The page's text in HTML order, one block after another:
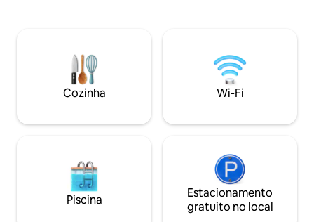
Estadia mínima: 2 noites Animais de
estimação não são permitidos para
proteger os animais de locais adjacentes
(cordeiros)Cozinha Wi-Fi
Piscina
Estacionamento
gratuito no local